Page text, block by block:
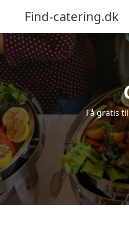
Find-catering.dk
Få gratis